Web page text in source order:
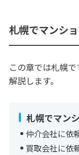
札幌でマンシ
この章では札幌
解説します。
札幌でマン
仲介会社に依
買取会社に依